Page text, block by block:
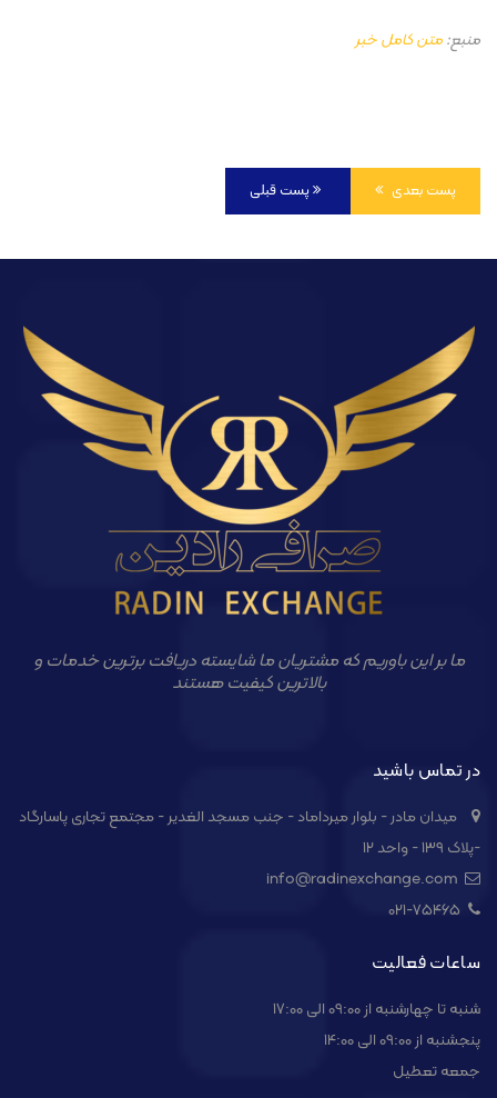
منبع:متن کامل خبر
پست قبلی پست بعدی
ما بر این باوریم که مشتریان ما شایسته دریافت برترین خدمات و
بالاترین کیفیت هستند
در تماس باشید
میدان مادر - بلوار میرداماد - جنب مسجد الغدیر - مجتمع تجاری پاسارگاد
-پلاک ۱۳۹ - واحد ۱۲
021-۷۵۴۶۵
ساعات فعالیت
شنبه تا چهارشنبه از 09:00 الی 17:00
پنجشنبه از 09:00 الی 14:00
جمعه تعطیل